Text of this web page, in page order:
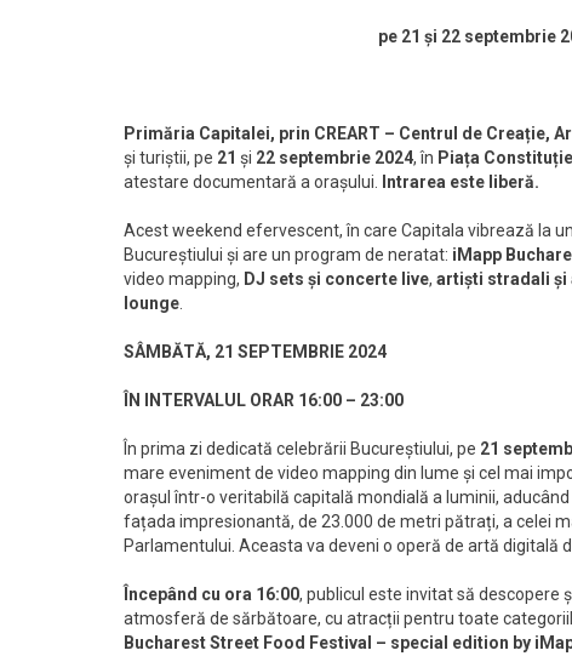
pe 21 și 22 septembrie
Primăria Capitalei, prin CREART – Centrul de Creație,
și turiștii, pe 21 și 22 septembrie 2024, în Piața
atestare documentară a orașului. Intrarea este liberă.
Acest weekend efervescent, în care Capitala vibrează la
Bucureștiului și are un program de neratat: iMapp
video mapping, DJ sets și concerte live, artiști stradali și
lounge.
SÂMBĂTĂ, 21 SEPTEMBRIE 2024
ÎN INTERVALUL ORAR 16:00 – 23:00
În prima zi dedicată celebrării Bucureștiului, pe 21
mare eveniment de video mapping din lume și cel mai
orașul într-o veritabilă capitală mondială a luminii,
fațada impresionantă, de 23.000 de metri pătrați, a celei
Parlamentului. Aceasta va deveni o operă de artă
Începând cu ora 16:00, publicul este invitat să descopere
atmosferă de sărbătoare, cu atracții pentru toate
Bucharest Street Food Festival – special edition by